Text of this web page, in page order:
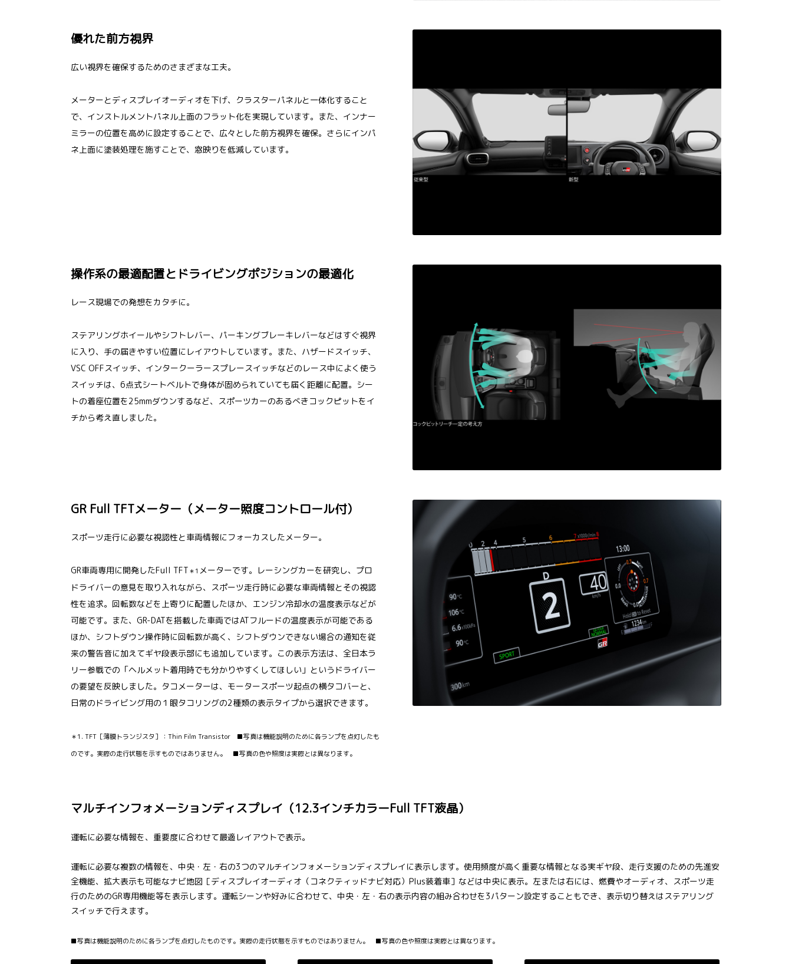
優れた前方視界
広い視界を確保するためのさまざまな工夫。
メーターとディスプレイオーディオを下げ、クラスターパネルと一体化すること
で、インストルメントパネル上面のフラット化を実現しています。また、インナー
ミラーの位置を高めに設定することで、広々とした前方視界を確保。さらにインパ
ネ上面に塗装処理を施すことで、窓映りを低減しています。
操作系の最適配置とドライビングポジションの最適化
レース現場での発想をカタチに。
ステアリングホイールやシフトレバー、パーキングブレーキレバーなどはすぐ視界
に入り、手の届きやすい位置にレイアウトしています。また、ハザードスイッチ、
VSC OFFスイッチ、インタークーラースプレースイッチなどのレース中によく使う
スイッチは、6点式シートベルトで身体が固められていても届く距離に配置。シー
トの着座位置を25mmダウンするなど、スポーツカーのあるべきコックピットをイ
チから考え直しました。
GR Full TFTメーター（メーター照度コントロール付）
スポーツ走行に必要な視認性と車両情報にフォーカスしたメーター。
GR車両専用に開発したFull TFT＊1 メーターです。レーシングカーを研究し、プロ
ドライバーの意見を取り入れながら、スポーツ走行時に必要な車両情報とその視認
性を追求。回転数などを上寄りに配置したほか、エンジン冷却水の温度表示などが
可能です。また、GR-DATを搭載した車両ではATフルードの温度表示が可能である
ほか、シフトダウン操作時に回転数が高く、シフトダウンできない場合の通知を従
来の警告音に加えてギヤ段表示部にも追加しています。この表示方法は、全日本ラ
リー参戦での「ヘルメット着用時でも分かりやすくしてほしい」というドライバー
の要望を反映しました。タコメーターは、モータースポーツ起点の横タコバーと、
日常のドライビング用の１眼タコリングの2種類の表示タイプから選択できます。
＊1. TFT［薄膜トランジスタ］：Thin Film Transistor ■写真は機能説明のために各ランプを点灯したも
のです。実際の走行状態を示すものではありません。 ■写真の色や照度は実際とは異なります。
マルチインフォメーションディスプレイ（12.3インチカラーFull TFT液晶）
運転に必要な情報を、重要度に合わせて最適レイアウトで表示。
運転に必要な複数の情報を、中央・左・右の3つのマルチインフォメーションディスプレイに表示します。使用頻度が高く重要な情報となる実ギヤ段、走行支援のための先進安
全機能、拡大表示も可能なナビ地図［ディスプレイオーディオ（コネクティッドナビ対応）Plus装着車］などは中央に表示。左または右には、燃費やオーディオ、スポーツ走
行のためのGR専用機能等を表示します。運転シーンや好みに合わせて、中央・左・右の表示内容の組み合わせを3パターン設定することもでき、表示切り替えはステアリング
スイッチで行えます。
■写真は機能説明のために各ランプを点灯したものです。実際の走行状態を示すものではありません。 ■写真の色や照度は実際とは異なります。